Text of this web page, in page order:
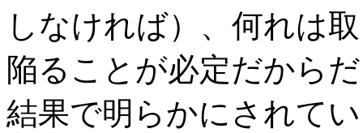
しなければ）、何れは
陥ることが必定だから
結果で明らかにされて